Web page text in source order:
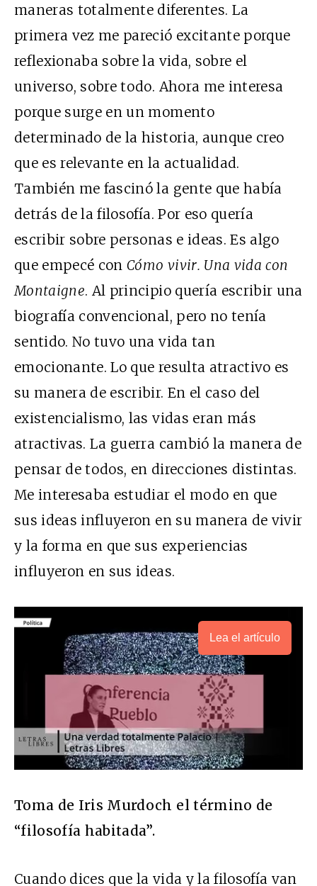
maneras totalmente diferentes. La
primera vez me pareció excitante porque
reflexionaba sobre la vida, sobre el
universo, sobre todo. Ahora me interesa
porque surge en un momento
determinado de la historia, aunque creo
que es relevante en la actualidad.
También me fascinó la gente que había
detrás de la filosofía. Por eso quería
escribir sobre personas e ideas. Es algo
que empecé conCómo vivir. Una vida con
Montaigne. Al principio quería escribir una
biografía convencional, pero no tenía
sentido. No tuvo una vida tan
emocionante. Lo que resulta atractivo es
su manera de escribir. En el caso del
existencialismo, las vidas eran más
atractivas. La guerra cambió la manera de
pensar de todos, en direcciones distintas.
Me interesaba estudiar el modo en que
sus ideas influyeron en su manera de vivir
y la forma en que sus experiencias
influyeron en sus ideas.
Lea el artículo
Toma de Iris Murdoch el término de
“filosofía habitada”.
Cuando dices que la vida y la filosofía van